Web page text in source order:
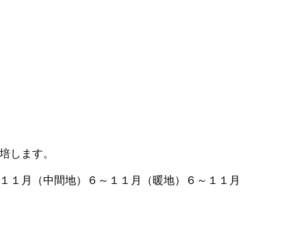
します。
月（中間地）６～１１月（暖地）６～１１月